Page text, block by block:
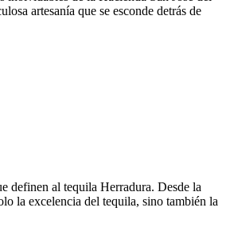
artesanía que se esconde detrás de
definen al tequila Herradura. Desde la
la excelencia del tequila, sino también la